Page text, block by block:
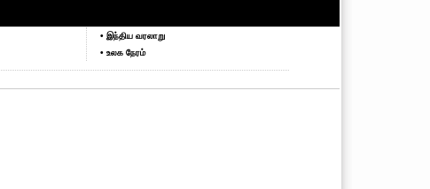
• இந்திய வரலாறு
• உலக நேரம்